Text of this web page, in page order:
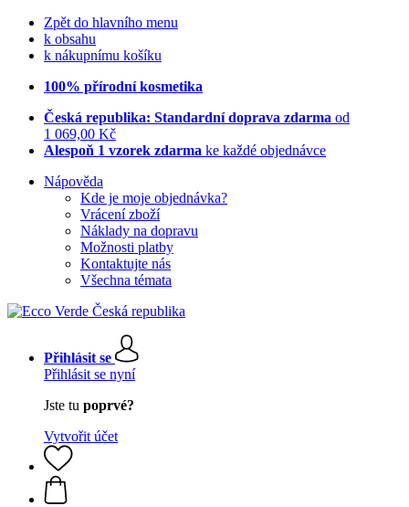
Zpět do hlavního menu
k obsahu
k nákupnímu košíku
100% přírodní kosmetika
Česká republika: Standardní doprava zdarma od
1 069,00 Kč
Alespoň 1 vzorek zdarma ke každé objednávce
Nápověda
Kde je moje objednávka?
Vrácení zboží
Náklady na dopravu
Možnosti platby
Kontaktujte nás
Všechna témata
Přihlásit se
Přihlásit se nyní
Jste tu poprvé?
Vytvořit účet